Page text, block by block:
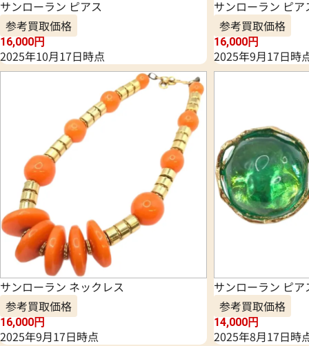
サンローラン ピアス
参考買取価格
16,000円
2025年10月17日時点
サンローラン ピア
参考買取価格
16,000円
2025年9月17日時
サンローラン ネックレス
参考買取価格
16,000円
2025年9月17日時点
サンローラン ピア
参考買取価格
14,000円
2025年8月17日時